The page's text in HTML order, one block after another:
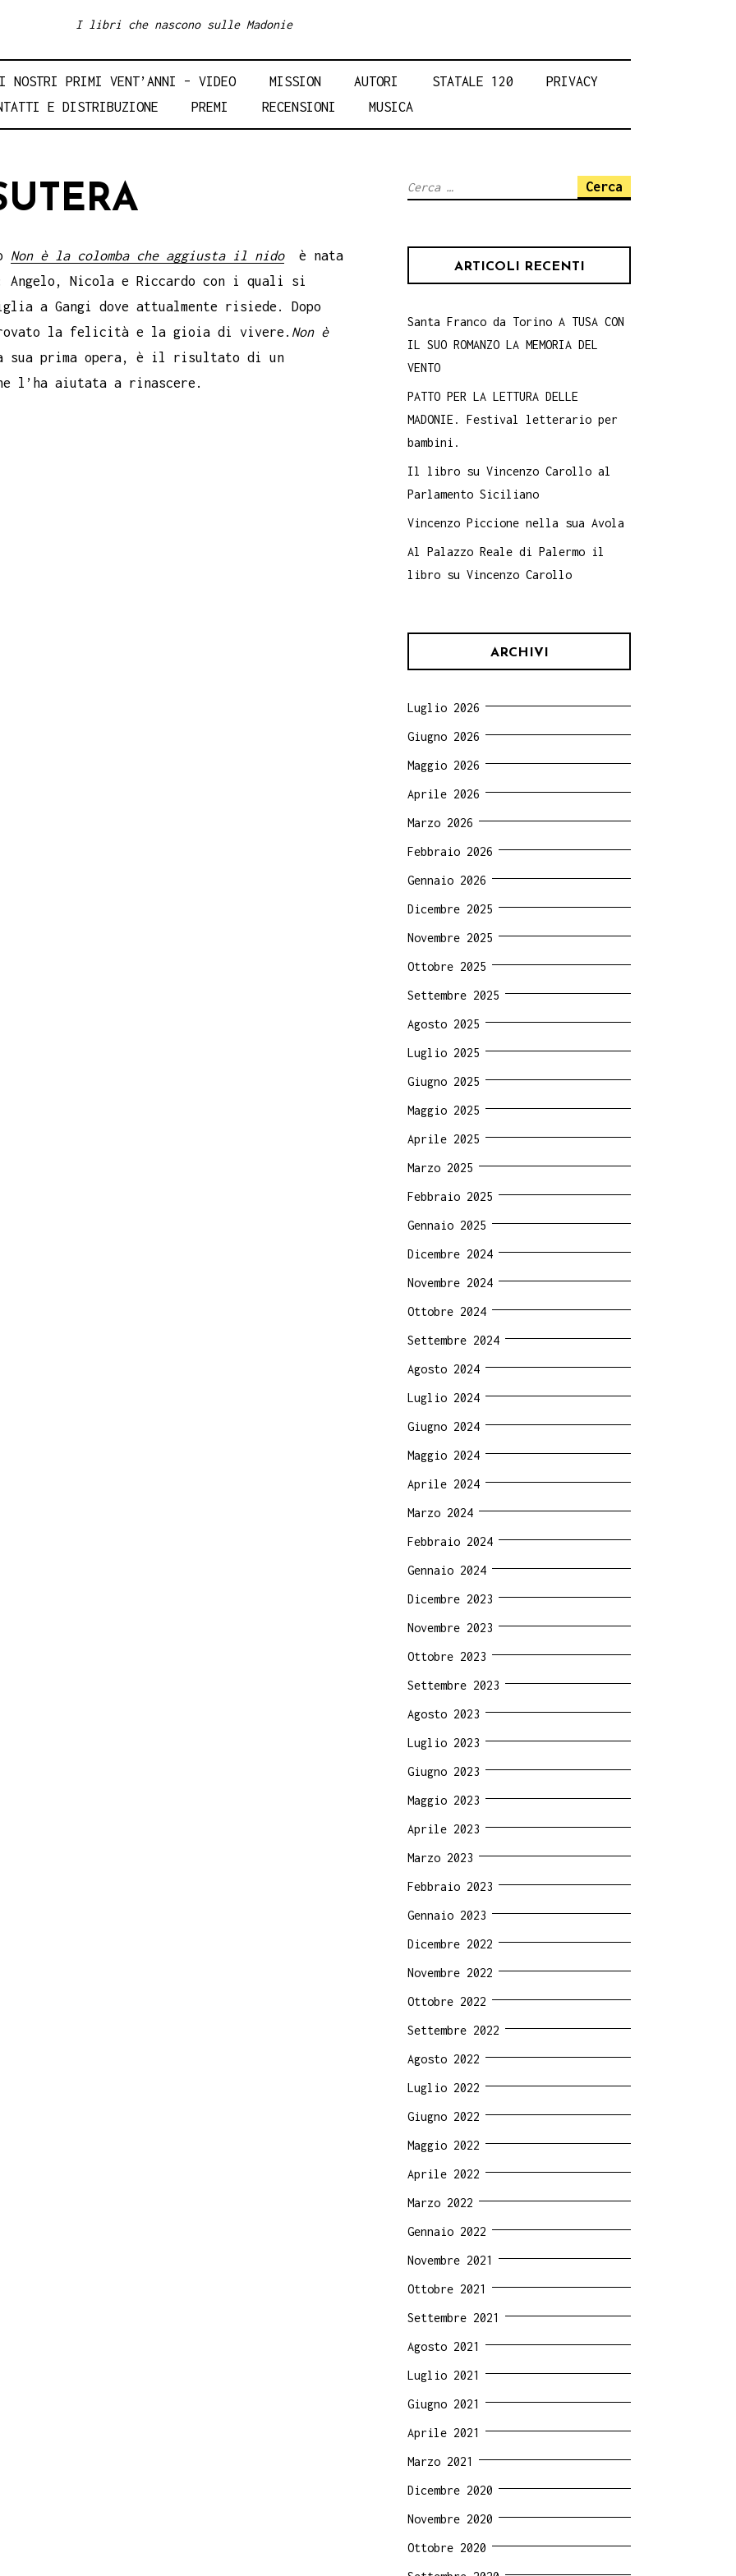
I libri che nascono sulle Madonie
I NOSTRI PRIMI VENT’ANNI – VIDEO MISSION AUTORI STATALE 120
PRIVACY
E DISTRIBUZIONE
PREMI RECENSIONI MUSICA
Non è la colomba che aggiusta il nidoè nata
Nicola e Riccardo con i quali si
a Gangi dove attualmente risiede. Dopo
la felicità e la gioia di vivere. Non è
prima opera, è il risultato di un
l’ha aiutata a rinascere.
Ricerca
ARTICOLI RECENTI
Santa Franco da Torino A TUSA CON
IL SUO ROMANZO LA MEMORIA DEL
VENTO
PATTO PER LA LETTURA DELLE
MADONIE. Festival letterario per
bambini.
Il libro su Vincenzo Carollo al
Parlamento Siciliano
Vincenzo Piccione nella sua Avola
Al Palazzo Reale di Palermo il
libro su Vincenzo Carollo
ARCHIVI
Luglio 2026
Giugno 2026
Maggio 2026
Aprile 2026
Marzo 2026
Febbraio 2026
Gennaio 2026
Dicembre 2025
Novembre 2025
Ottobre 2025
Settembre 2025
Agosto 2025
Luglio 2025
Giugno 2025
Maggio 2025
Aprile 2025
Marzo 2025
Febbraio 2025
Gennaio 2025
Dicembre 2024
Novembre 2024
Ottobre 2024
Settembre 2024
Agosto 2024
Luglio 2024
Giugno 2024
Maggio 2024
Aprile 2024
Marzo 2024
Febbraio 2024
Gennaio 2024
Dicembre 2023
Novembre 2023
Ottobre 2023
Settembre 2023
Agosto 2023
Luglio 2023
Giugno 2023
Maggio 2023
Aprile 2023
Marzo 2023
Febbraio 2023
Gennaio 2023
Dicembre 2022
Novembre 2022
Ottobre 2022
Settembre 2022
Agosto 2022
Luglio 2022
Giugno 2022
Maggio 2022
Aprile 2022
Marzo 2022
Gennaio 2022
Novembre 2021
Ottobre 2021
Settembre 2021
Agosto 2021
Luglio 2021
Giugno 2021
Aprile 2021
Marzo 2021
Dicembre 2020
Novembre 2020
Ottobre 2020